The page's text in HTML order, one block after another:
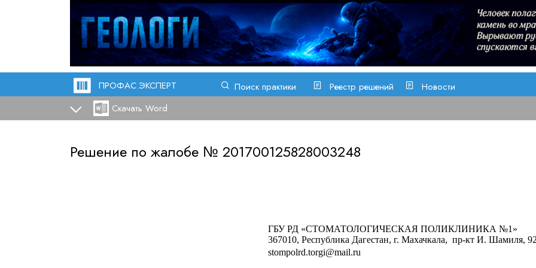
ПРОФАС.ЭКСПЕРТ Поиск практики Реестр решений
Новости
Скачать Word
Решение по жалобе № 201700125828003248
ГБУ РД«СТОМАТОЛОГИЧЕСКАЯ ПОЛИКЛИНИКА №1»
367010, Республика Дагестан, г. Махачкала, пр-кт И. Шамиля,
stompolrd.torgi@mail.ru